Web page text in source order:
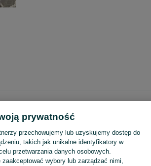
Szeroki wybór plecaków Ciechanów ▶️ szkolne, miejskie, sportowe i trekkingowe ✅ Nowe i używane w dobrych cenach ☝ Sprawdź ogłoszenia online na OLX.pl! Zobacz
prywatność
przechowujemy lub uzyskujemy dostęp do
takich jak unikalne identyfikatory w
przetwarzania danych osobowych.
zaakceptować wybory lub zarządzać nimi,